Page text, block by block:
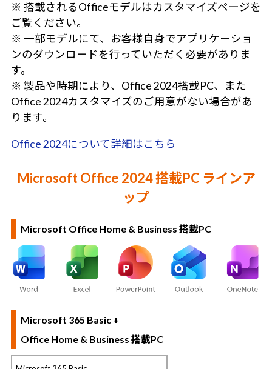
※ 搭載されるOfficeモデルはカスタマイズページを
ご覧ください。
※ 一部モデルにて、お客様自身でアプリケーショ
ンのダウンロードを行っていただく必要がありま
す。
※ 製品や時期により、Office 2024搭載PC、また
Office 2024カスタマイズのご用意がない場合があ
ります。
Office 2024について詳細はこちら
Microsoft Office 2024 搭載PC ラインア
ップ
Microsoft Office Home & Business 搭載PC
Microsoft 365 Basic +
Office Home & Business 搭載PC